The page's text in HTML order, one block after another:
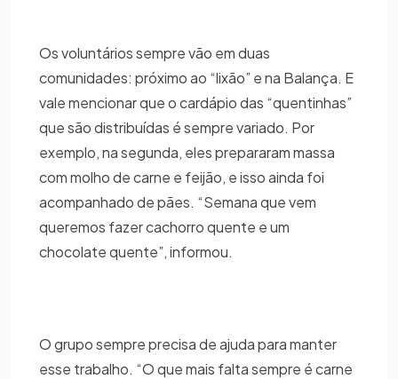
Os voluntários sempre vão em duas
comunidades: próximo ao “lixão” e na Balança. E
vale mencionar que o cardápio das “quentinhas”
que são distribuídas é sempre variado. Por
exemplo, na segunda, eles prepararam massa
com molho de carne e feijão, e isso ainda foi
acompanhado de pães. “Semana que vem
queremos fazer cachorro quente e um
chocolate quente”, informou.
O grupo sempre precisa de ajuda para manter
esse trabalho. “O que mais falta sempre é carne